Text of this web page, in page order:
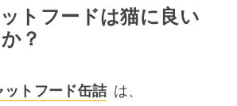
トフードは猫に良い
？
ットフード缶詰 は、